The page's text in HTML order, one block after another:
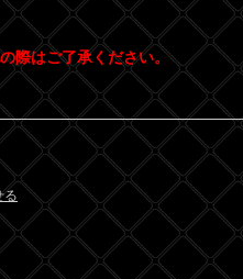
際はご了承ください。
る